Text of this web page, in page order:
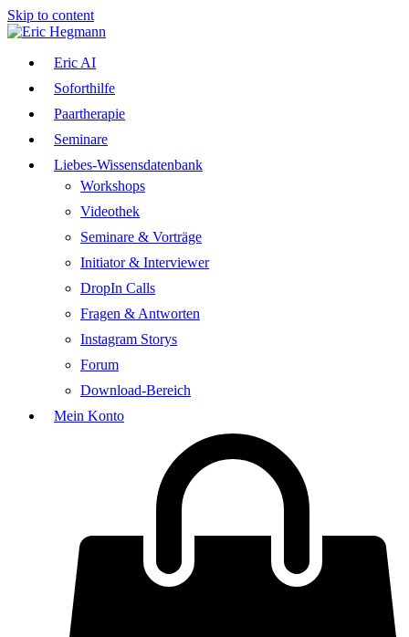
Skip to content
Eric AI
Soforthilfe
Paartherapie
Seminare
Liebes-Wissensdatenbank
Workshops
Videothek
Seminare & Vorträge
Initiator & Interviewer
DropIn Calls
Fragen & Antworten
Instagram Storys
Forum
Download-Bereich
Mein Konto